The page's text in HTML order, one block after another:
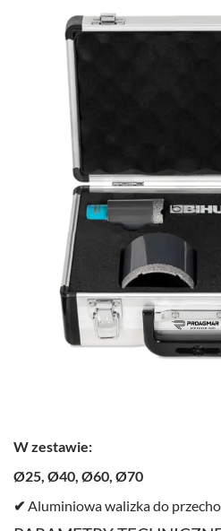
W zestawie:
Ø25, Ø40, Ø60, Ø70
✔ Aluminiowa walizka do